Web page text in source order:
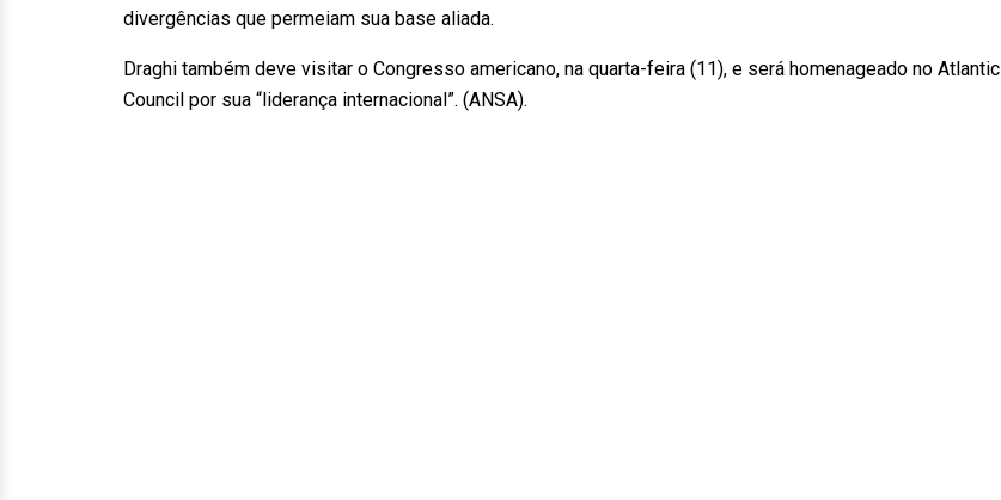
divergências que permeiam sua base aliada.
Draghi também deve visitar o Congresso americano, na quarta-feira (11), e será homenageado no Atlantic
Council por sua “liderança internacional”. (ANSA).